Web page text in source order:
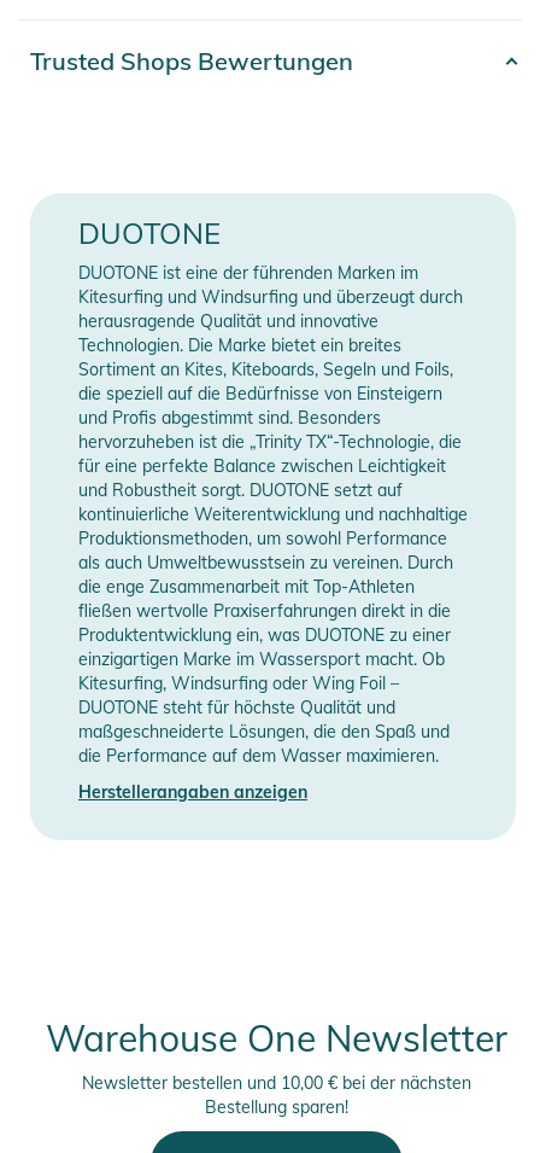
Antrieb für unsere Pure Inflatable Modelle entwickelt. Es
- 15% Carbon / Composite Shaft - spürbar mehr Steifigkeit
- 7.4” ABS Blade - langlebig und widerstandsfähig bei
Bodenkontakt, ideal für Einsteiger
Verfügbar als:
- Längenverstellbare Version (165–220 cm): schnelle
Anpassung an Körpergröße und Fahrstil
- 3-Piece Version (165–220 cm): kompaktes Packmaß für
Reisen und einfache Lagerung
Das SUP Paddel ONE steht für unkomplizierte Performance,
robuste Bauweise und sauberes Handling. Ein vielseitiges
SUP Paddel für alle, die zuverlässigen Drive, gute Kontrolle
und ein starkes Preis-Leistungs-Verhältnis suchen.
Eigenschaften:
- ANTI TWIST SYSTEM: Dank einer Nut im Holm der
sich der Griff nicht verdrehen kann und immer richtig
ausgerichtet ist.
Paddel Teilbarkeit 3-teilig
Manufacturer
Information
Herstellerangaben
anzeigen
Trusted Shops Bewertungen
DUOTONE
DUOTONE ist eine der führenden Marken im
Kitesurfing und Windsurfing und überzeugt durch
herausragende Qualität und innovative
Technologien. Die Marke bietet ein breites
Sortiment an Kites, Kiteboards, Segeln und Foils,
die speziell auf die Bedürfnisse von Einsteigern
und Profis abgestimmt sind. Besonders
hervorzuheben ist die „Trinity TX“-Technologie, die
für eine perfekte Balance zwischen Leichtigkeit
und Robustheit sorgt. DUOTONE setzt auf
kontinuierliche Weiterentwicklung und nachhaltige
Produktionsmethoden, um sowohl Performance
als auch Umweltbewusstsein zu vereinen. Durch
die enge Zusammenarbeit mit Top-Athleten
fließen wertvolle Praxiserfahrungen direkt in die
Produktentwicklung ein, was DUOTONE zu einer
einzigartigen Marke im Wassersport macht. Ob
Kitesurfing, Windsurfing oder Wing Foil –
DUOTONE steht für höchste Qualität und
maßgeschneiderte Lösungen, die den Spaß und
die Performance auf dem Wasser maximieren.
Herstellerangaben anzeigen
Warehouse One Newsletter
Newsletter bestellen und 10,00 € bei der nächsten
Bestellung sparen!